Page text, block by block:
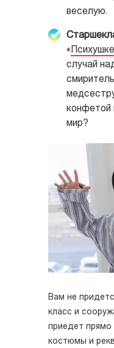
веселую.
«Психушке
случай
конфетой
мир?
Вам не
класс и
приедет прямо
костюмы и